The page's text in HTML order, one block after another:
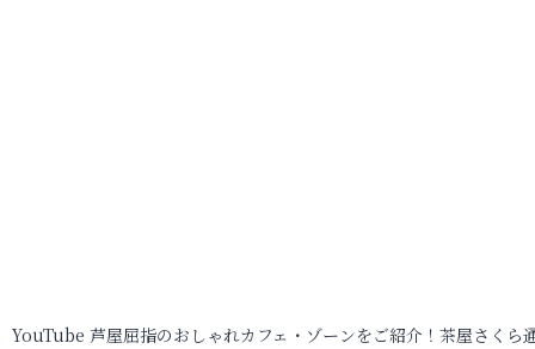
YouTube 芦屋屈指のおしゃれカフェ・ゾーンをご紹介！茶屋さくら